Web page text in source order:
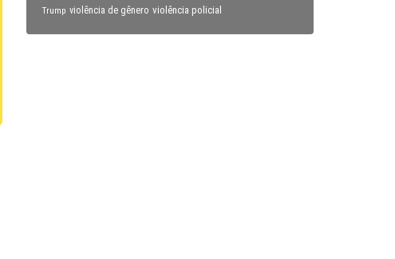
Trump violência de gênero violência policial